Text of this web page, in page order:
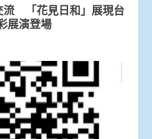
流 「花見日和」展現台
展演登場